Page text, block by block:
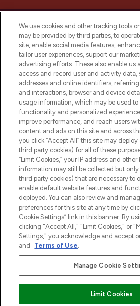
Bądź pierwszą osobą, która
najnowszych produktach,
uznanych marek,
otrzyma ekskluzywne
z Sunday
Zgoda na pliki
Do Not Sell or Share My
Information
POMOC &
WAŻNE
O
Płać bezpiecznie za pomocą
We use cookies and other tracking tools
may be provided by third parties, to
site, enable social media features,
tailor user experiences, support our
advertising efforts. These also enable us
access and record user and activity data,
addresses and online identifiers, referring
and interactions, browser and device
usage information, which may be used
functionality and personalized
improve performance, and reach users
content and ads on this site and across
you click “Accept All” this site may
third party cookies) for all of these
“Limit Cookies,” your IP address and
information may still be collected but
third party cookies) that are necessary to
enable default website features and
deployed. You can also review and
preferences for this site at any time by
Cookie Settings” link in this banner. By
clicking "Accept All," "Limit Cookies," or
Settings," you acknowledge and accept
and
Terms of Use.
Manage Cookie
Limit Cookies